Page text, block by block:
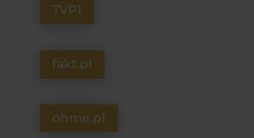
TVP1
fakt.pl
ohme.pl